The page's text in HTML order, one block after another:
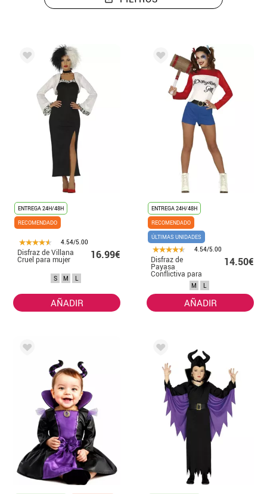
disfraces villanos
más buscados tenemos a los clásicos
como el Joker y Harley Quinn, también Maléfica de Disney o Thanos.
disfraces de villanos para mujer
son uno de los más
demandados. El Joker sigue en primera línea y en nuestra tienda
puedes encontrar diferentes modelos, tallas y colores para
convertirte en una auténtica Joker. Tanto de las películas como los
cómics. Este villano nunca pasa de moda y queda genial si te creas
el look completo. Por último, el
disfraz de villanapor excelencia y
que es el más buscado: el disfraz de Cruella. Gracias a la última
versión de Cruella de Vil, éste disfraz es el TOP dentro de los
disfraces de villanos.
ENTREGA 24H/48H
RECOMENDADO
4.54/5.00
Disfraz de Villana
Cruel para mujer 16.99€
S M L
AÑADIR
ENTREGA 24H/48H
RECOMENDADO
ÚLTIMAS UNIDADES
4.54/5.00
Disfraz de
Payasa
Conflictiva para
14.50€
M L
AÑADIR